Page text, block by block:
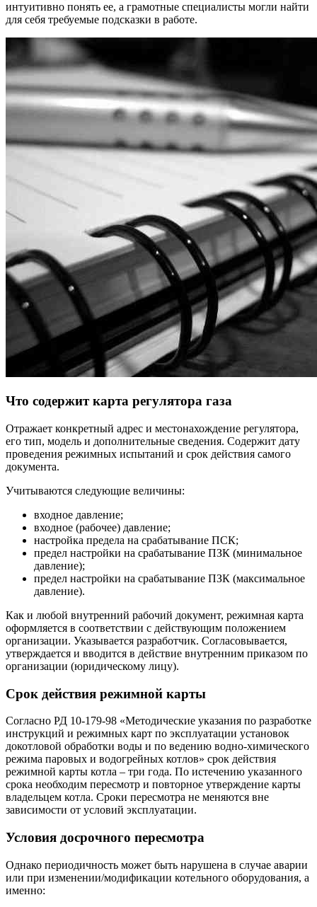
интуитивно понять ее, а грамотные специалисты могли найти
для себя требуемые подсказки в работе.
Что содержит карта регулятора газа
Отражает конкретный адрес и местонахождение регулятора,
его тип, модель и дополнительные сведения. Содержит дату
проведения режимных испытаний и срок действия самого
документа.
Учитываются следующие величины:
входное давление;
входное (рабочее) давление;
настройка предела на срабатывание ПСК;
предел настройки на срабатывание ПЗК (минимальное
давление);
предел настройки на срабатывание ПЗК (максимальное
давление).
Как и любой внутренний рабочий документ, режимная карта
оформляется в соответствии с действующим положением
организации. Указывается разработчик. Согласовывается,
утверждается и вводится в действие внутренним приказом по
организации (юридическому лицу).
Срок действия режимной карты
Согласно РД 10-179-98 «Методические указания по разработке
инструкций и режимных карт по эксплуатации установок
докотловой обработки воды и по ведению водно-химического
режима паровых и водогрейных котлов» срок действия
режимной карты котла – три года. По истечению указанного
срока необходим пересмотр и повторное утверждение карты
владельцем котла. Сроки пересмотра не меняются вне
зависимости от условий эксплуатации.
Условия досрочного пересмотра
Однако периодичность может быть нарушена в случае аварии
или при изменении/модификации котельного оборудования, а
именно: